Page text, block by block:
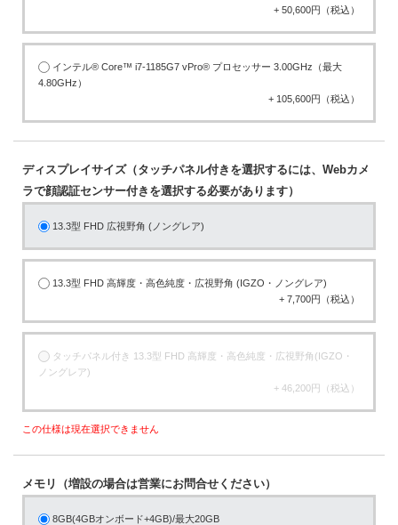
+ 50,600円（税込）
インテル® Core™ i7-1185G7 vPro® プロセッサー 3.00GHz（最大
4.80GHz）
+ 105,600円（税込）
ディスプレイサイズ（タッチパネル付きを選択するには、Webカメ
ラで顔認証センサー付きを選択する必要があります）
13.3型 FHD 広視野角 (ノングレア)
13.3型 FHD 高輝度・高色純度・広視野角 (IGZO・ノングレア)
+ 7,700円（税込）
タッチパネル付き 13.3型 FHD 高輝度・高色純度・広視野角(IGZO・
ノングレア)
+ 46,200円（税込）
この仕様は現在選択できません
メモリ（増設の場合は営業にお問合せください）
8GB(4GBオンボード+4GB)/最大20GB